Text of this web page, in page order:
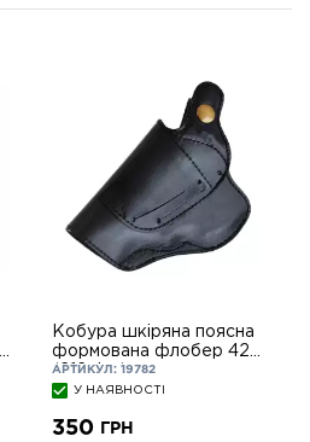
Кобура шкіряна поясна
формована флобер 420,
(212 фл.)
АРТИКУЛ: 19782
У НАЯВНОСТІ
350 ГРН